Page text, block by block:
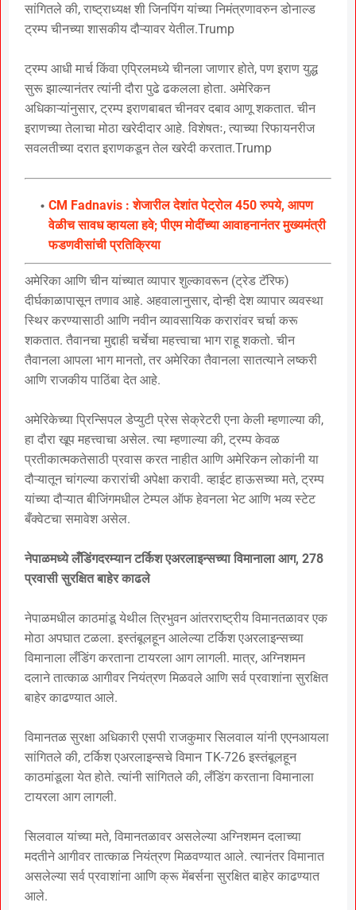
सांगितले की, राष्ट्राध्यक्ष शी जिनपिंग यांच्या निमंत्रणावरुन डोनाल्ड
ट्रम्प चीनच्या शासकीय दौऱ्यावर येतील.Trump
ट्रम्प आधी मार्च किंवा एप्रिलमध्ये चीनला जाणार होते, पण इराण युद्ध
सुरू झाल्यानंतर त्यांनी दौरा पुढे ढकलला होता. अमेरिकन
अधिकाऱ्यांनुसार, ट्रम्प इराणबाबत चीनवर दबाव आणू शकतात. चीन
इराणच्या तेलाचा मोठा खरेदीदार आहे. विशेषतः, त्याच्या रिफायनरीज
सवलतीच्या दरात इराणकडून तेल खरेदी करतात.Trump
CM Fadnavis : शेजारील देशांत पेट्रोल 450 रुपये, आपण
वेळीच सावध व्हायला हवे; पीएम मोदींच्या आवाहनानंतर मुख्यमंत्री
फडणवीसांची प्रतिक्रिया
अमेरिका आणि चीन यांच्यात व्यापार शुल्कावरून (ट्रेड टॅरिफ)
दीर्घकाळापासून तणाव आहे. अहवालानुसार, दोन्ही देश व्यापार व्यवस्था
स्थिर करण्यासाठी आणि नवीन व्यावसायिक करारांवर चर्चा करू
शकतात. तैवानचा मुद्दाही चर्चेचा महत्त्वाचा भाग राहू शकतो. चीन
तैवानला आपला भाग मानतो, तर अमेरिका तैवानला सातत्याने लष्करी
आणि राजकीय पाठिंबा देत आहे.
अमेरिकेच्या प्रिन्सिपल डेप्युटी प्रेस सेक्रेटरी एना केली म्हणाल्या की,
हा दौरा खूप महत्त्वाचा असेल. त्या म्हणाल्या की, ट्रम्प केवळ
प्रतीकात्मकतेसाठी प्रवास करत नाहीत आणि अमेरिकन लोकांनी या
दौऱ्यातून चांगल्या करारांची अपेक्षा करावी. व्हाईट हाऊसच्या मते, ट्रम्प
यांच्या दौऱ्यात बीजिंगमधील टेम्पल ऑफ हेवनला भेट आणि भव्य स्टेट
बँक्वेटचा समावेश असेल.
नेपाळमध्ये लँडिंगदरम्यान टर्किश एअरलाइन्सच्या विमानाला आग, 278
प्रवासी सुरक्षित बाहेर काढले
नेपाळमधील काठमांडू येथील त्रिभुवन आंतरराष्ट्रीय विमानतळावर एक
मोठा अपघात टळला. इस्तंबूलहून आलेल्या टर्किश एअरलाइन्सच्या
विमानाला लँडिंग करताना टायरला आग लागली. मात्र, अग्निशमन
दलाने तात्काळ आगीवर नियंत्रण मिळवले आणि सर्व प्रवाशांना सुरक्षित
बाहेर काढण्यात आले.
विमानतळ सुरक्षा अधिकारी एसपी राजकुमार सिलवाल यांनी एएनआयला
सांगितले की, टर्किश एअरलाइन्सचे विमान TK-726 इस्तंबूलहून
काठमांडूला येत होते. त्यांनी सांगितले की, लँडिंग करताना विमानाला
टायरला आग लागली.
सिलवाल यांच्या मते, विमानतळावर असलेल्या अग्निशमन दलाच्या
मदतीने आगीवर तात्काळ नियंत्रण मिळवण्यात आले. त्यानंतर विमानात
असलेल्या सर्व प्रवाशांना आणि क्रू मेंबर्सना सुरक्षित बाहेर काढण्यात
आले.